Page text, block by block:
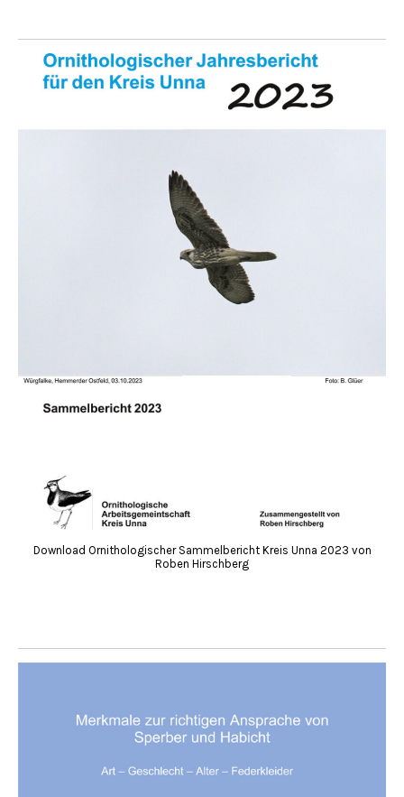
Download Ornithologischer Sammelbericht Kreis Unna 2023 von
Roben Hirschberg